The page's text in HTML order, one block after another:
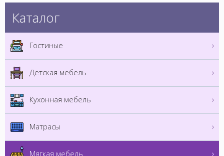
Каталог
Гостиные
Детская мебель
Кухонная мебель
Матрасы
Мягкая мебель